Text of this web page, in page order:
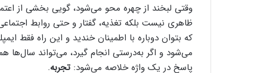
وقتی لبخند از چهره محو می‌شود، گویی بخشی از
ظاهری نیست بلکه تغذیه، گفتار و حتی روابط
که بتوان دوباره با اطمینان خندید و این راه فقط
می‌شود و اگر به‌درستی انجام گیرد، می‌تواند سال‌ها
پاسخ در یک واژه خلاصه می‌شود: تجربه.